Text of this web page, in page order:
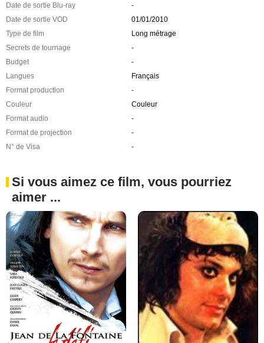
Date de sortie Blu-ray
-
Date de sortie VOD
01/01/2010
Type de film
Long métrage
Secrets de tournage
-
Budget
-
Langues
Français
Format production
-
Couleur
Couleur
Format audio
-
Format de projection
-
N° de Visa
-
Si vous aimez ce film, vous pourriez
aimer ...